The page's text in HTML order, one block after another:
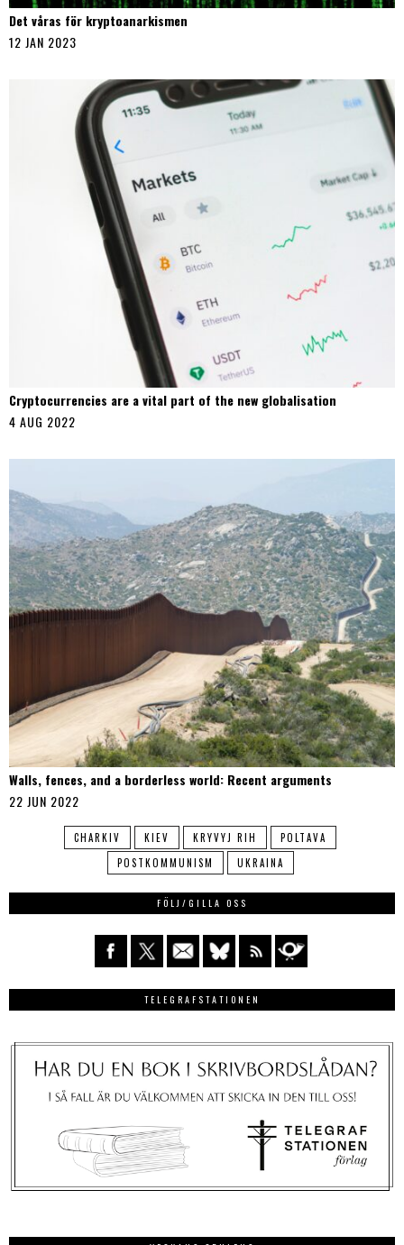
Det våras för kryptoanarkismen
12 JAN 2023
Cryptocurrencies are a vital part of the new globalisation
4 AUG 2022
Walls, fences, and a borderless world: Recent arguments
22 JUN 2022
CHARKIV KIEV KRYVYJ RIH
POLTAVA
POSTKOMMUNISM
UKRAINA
FÖLJ/GILLA OSS
TELEGRAFSTATIONEN